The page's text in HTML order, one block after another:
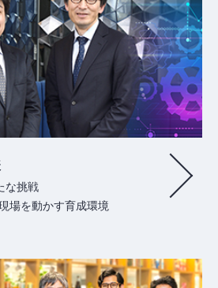
な挑戦
場を動かす育成環境